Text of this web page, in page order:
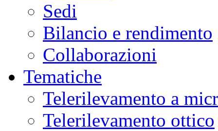
Sedi
Bilancio e rendimento
Collaborazioni
Tematiche
Telerilevamento a
Telerilevamento ottico